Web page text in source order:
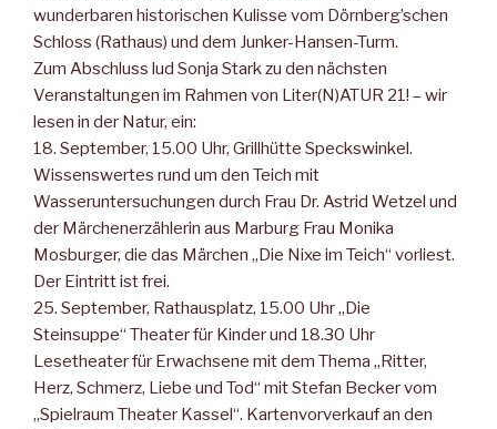
wunderbaren historischen Kulisse vom Dörnberg’schen
Schloss (Rathaus) und dem Junker-Hansen-Turm.
Zum Abschluss lud Sonja Stark zu den nächsten
Veranstaltungen im Rahmen von Liter(N)ATUR 21! – wir
lesen in der Natur, ein:
18. September, 15.00 Uhr, Grillhütte Speckswinkel.
Wissenswertes rund um den Teich mit
Wasseruntersuchungen durch Frau Dr. Astrid Wetzel und
der Märchenerzählerin aus Marburg Frau Monika
Mosburger, die das Märchen „Die Nixe im Teich“ vorliest.
Der Eintritt ist frei.
25. September, Rathausplatz, 15.00 Uhr „Die
Steinsuppe“ Theater für Kinder und 18.30 Uhr
Lesetheater für Erwachsene mit dem Thema „Ritter,
Herz, Schmerz, Liebe und Tod“ mit Stefan Becker vom
„Spielraum Theater Kassel“. Kartenvorverkauf an den